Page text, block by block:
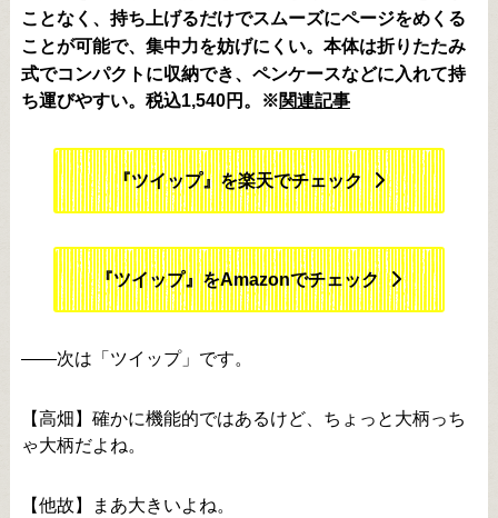
ことなく、持ち上げるだけでスムーズにページをめくる
ことが可能で、集中力を妨げにくい。本体は折りたたみ
式でコンパクトに収納でき、ペンケースなどに入れて持
ち運びやすい。税込1,540円。※関連記事
『ツイップ』を楽天でチェック
『ツイップ』をAmazonでチェック
――次は「ツイップ」です。
【高畑】確かに機能的ではあるけど、ちょっと大柄っち
ゃ大柄だよね。
【他故】まあ大きいよね。